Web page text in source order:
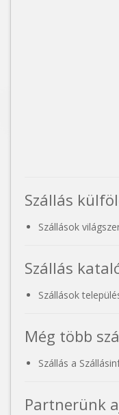
Szállás
Szállások
Szállás
Szállások
Még több
Szállás a
Partnerünk